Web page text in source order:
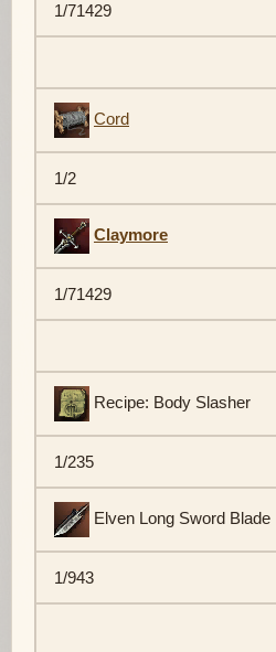
1/71429
Cord
1/2
Claymore
1/71429
Recipe: Body Slasher
1/235
Elven Long Sword Blade
1/943